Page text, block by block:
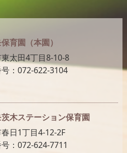
育園（本園）
太田4丁目8-10-8
：072-622-3104
木ステーション保育園
日1丁目4-12-2F
：072-624-7711